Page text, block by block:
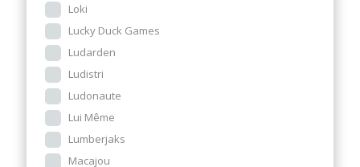
Loki
Lucky Duck Games
Ludarden
Ludistri
Ludonaute
Lui Même
Lumberjaks
Macajou